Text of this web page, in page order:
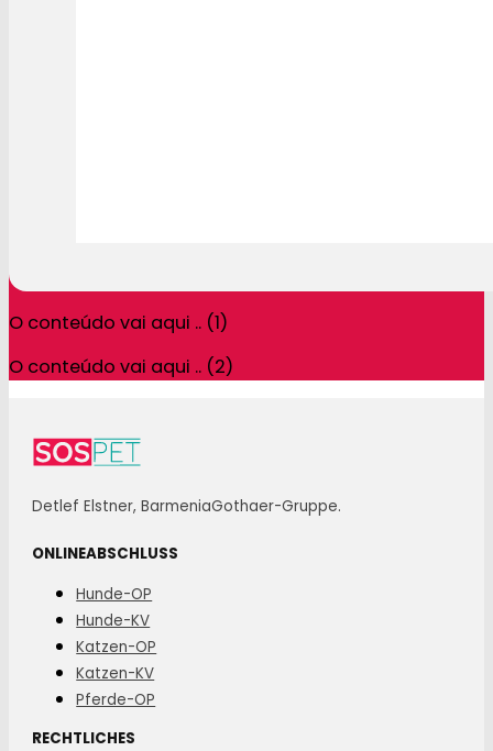
O conteúdo vai aqui .. (1)
O conteúdo vai aqui .. (2)
Detlef Elstner, BarmeniaGothaer-Gruppe.
ONLINEABSCHLUSS
Hunde-OP
Hunde-KV
Katzen-OP
Katzen-KV
Pferde-OP
RECHTLICHES